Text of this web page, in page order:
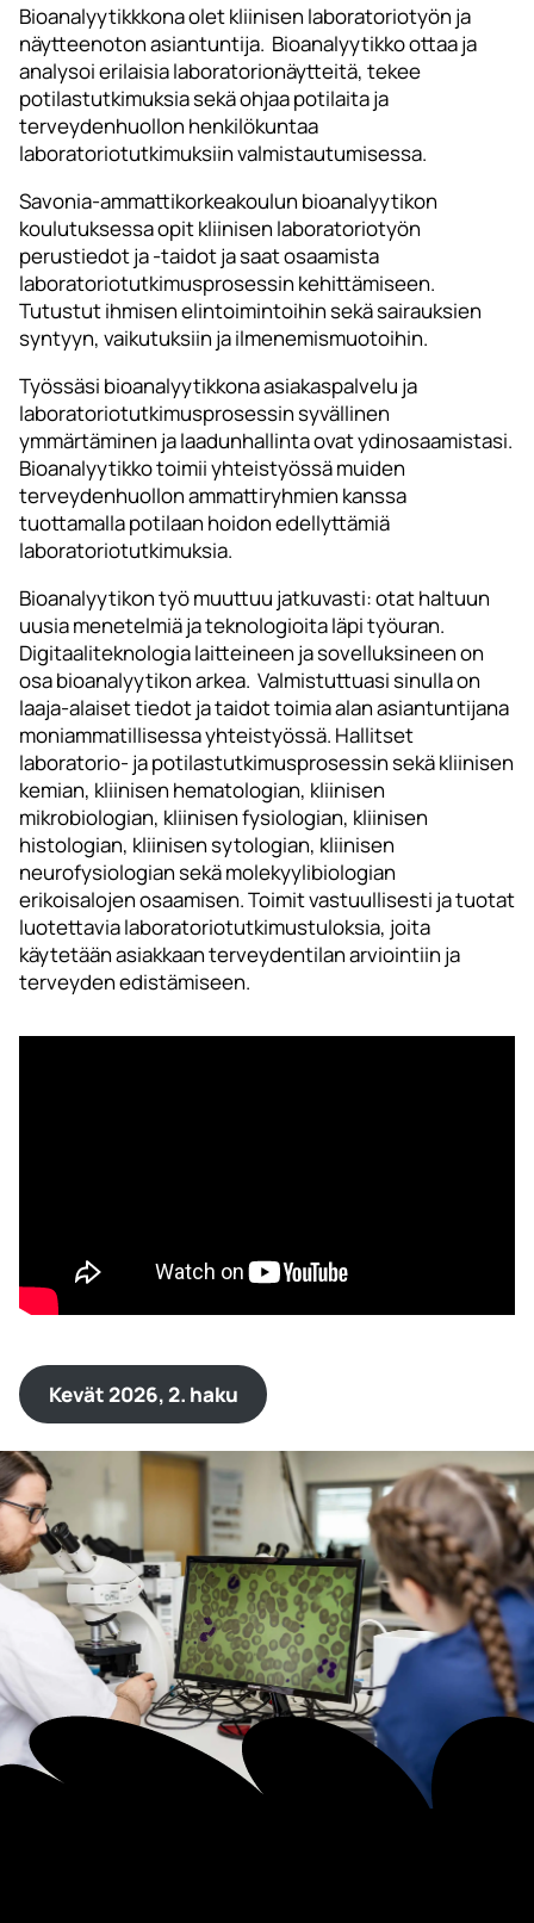
Bioanalyytikkkona olet kliinisen laboratoriotyön ja
näytteenoton asiantuntija. Bioanalyytikko ottaa ja
analysoi erilaisia laboratorionäytteitä, tekee
potilastutkimuksia sekä ohjaa potilaita ja
terveydenhuollon henkilökuntaa
laboratoriotutkimuksiin valmistautumisessa.
Savonia-ammattikorkeakoulun bioanalyytikon
koulutuksessa opit kliinisen laboratoriotyön
perustiedot ja -taidot ja saat osaamista
laboratoriotutkimusprosessin kehittämiseen.
Tutustut ihmisen elintoimintoihin sekä sairauksien
syntyyn, vaikutuksiin ja ilmenemismuotoihin.
Työssäsi bioanalyytikkona asiakaspalvelu ja
laboratoriotutkimusprosessin syvällinen
ymmärtäminen ja laadunhallinta ovat ydinosaamistasi.
Bioanalyytikko toimii yhteistyössä muiden
terveydenhuollon ammattiryhmien kanssa
tuottamalla potilaan hoidon edellyttämiä
laboratoriotutkimuksia.
Bioanalyytikon työ muuttuu jatkuvasti: otat haltuun
uusia menetelmiä ja teknologioita läpi työuran.
Digitaaliteknologia laitteineen ja sovelluksineen on
osa bioanalyytikon arkea. Valmistuttuasi sinulla on
laaja-alaiset tiedot ja taidot toimia alan asiantuntijana
moniammatillisessa yhteistyössä. Hallitset
laboratorio- ja potilastutkimusprosessin sekä kliinisen
kemian, kliinisen hematologian, kliinisen
mikrobiologian, kliinisen fysiologian, kliinisen
histologian, kliinisen sytologian, kliinisen
neurofysiologian sekä molekyylibiologian
erikoisalojen osaamisen. Toimit vastuullisesti ja tuotat
luotettavia laboratoriotutkimustuloksia, joita
käytetään asiakkaan terveydentilan arviointiin ja
terveyden edistämiseen.
Kevät 2026, 2. haku